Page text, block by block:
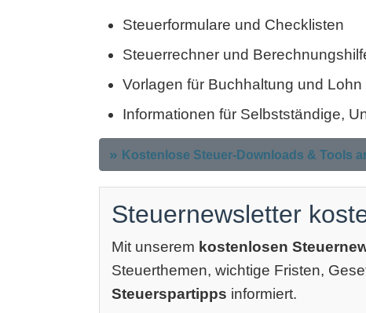
Steuerformulare und Checklisten
Steuerrechner und
Vorlagen für Buchhaltung und Lohn
Informationen für Selbstständige,
Kostenlose Steuer-Downloads & Tools
Steuernewsletter
Mit unserem kostenlosen
Steuerthemen, wichtige Fristen,
Steuerspartipps informiert.